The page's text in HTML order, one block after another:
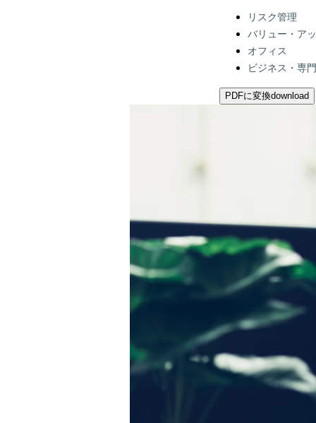
Categories:リスク管理
バリュー・ア
オフィス
ビジネス・専
PDFに変換download